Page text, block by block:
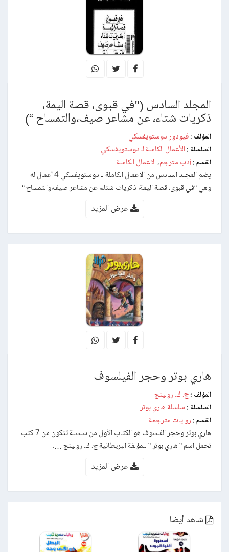
المجلد السادس ("في قبوى، قصة اليمة،
ذكريات شتاء، عن مشاعر صيف،والتمساح “)
المؤلف : فيودور دوستويفسكي
السلسلة : الأعمال الكاملة لـ دوستويفسكي
القسم : أدب مترجم, الاعمال الكاملة
يضم المجلد السادس من الاعمال الكاملة لـ دوستويفسكي 4 أعمال له
وهي “في قبوى، قصة اليمة، ذكريات شتاء، عن مشاعر صيف،والتمساح “
عرض المزيد
هاري بوتر وحجر الفيلسوف
المؤلف : ج. ك. رولينج
السلسلة : سلسلة هاري بوتر
القسم : روايات مترجمة
هاري بوتر وحجر الفلسوف هو الكتاب الأول من سلسلة تتكون من 7 كتب
تحمل اسم ” هاري بوتر ” للمؤلفة البريطانية ج. ك. رولينج ….
عرض المزيد
شاهد أيضا